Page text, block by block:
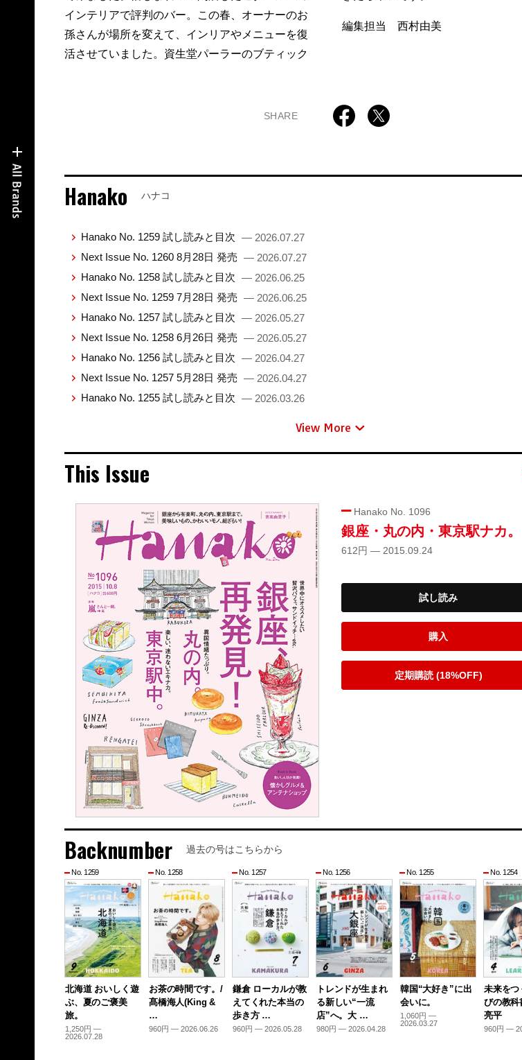
インテリアで評判のバー。この春、オーナーのお
孫さんが場所を変えて、インリアやメニューを復
活させていました。資生堂パーラーのブティック
編集担当 西村由美
SHARE
Hanako ハナコ
Hanako No. 1259 試し読みと目次 — 2026.07.27
Next Issue No. 1260 8月28日 発売 — 2026.07.27
Hanako No. 1258 試し読みと目次 — 2026.06.25
Next Issue No. 1259 7月28日 発売 — 2026.06.25
Hanako No. 1257 試し読みと目次 — 2026.05.27
Next Issue No. 1258 6月26日 発売 — 2026.05.27
Hanako No. 1256 試し読みと目次 — 2026.04.27
Next Issue No. 1257 5月28日 発売 — 2026.04.27
Hanako No. 1255 試し読みと目次 — 2026.03.26
View More
This Issue
Hanako No. 1096
銀座・丸の内・東京駅ナカ。
612円 — 2015.09.24
試し読み
購入
定期購読 (18%OFF)
Backnumber 過去の号はこちらから
No. 1259
北海道 おいしく遊
ぶ、夏のご褒美
旅。
1,250円 —
2026.07.28
No. 1258
お茶の時間です。/
髙橋海人(King &
…
960円 — 2026.06.26
No. 1257
鎌倉 ローカルが教
えてくれた本当の
歩き方 …
960円 — 2026.05.28
No. 1256
トレンドが生まれ
る新しい“一流
店”へ。大 …
980円 — 2026.04.28
No. 1255
韓国“大好き”に出
会いに。
1,060円 —
2026.03.27
No. 1254
未来をつ
びの教科
亮平
960円 —